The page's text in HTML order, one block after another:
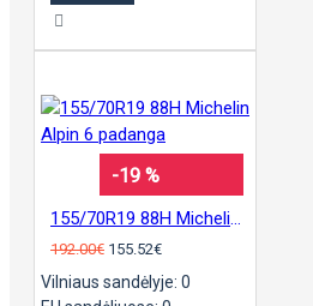
-19 %
192.00€ 155.52€
Vilniaus sandėlyje: 0